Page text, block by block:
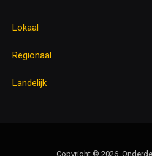
Lokaal
Regionaal
Landelijk
Copyright © 2026.